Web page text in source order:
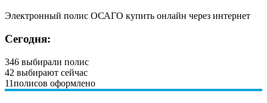
Электронный полис ОСАГО купить онлайн через интернет
Сегодня:
346 выбирали полис
42 выбирают сейчас
11полисов оформлено